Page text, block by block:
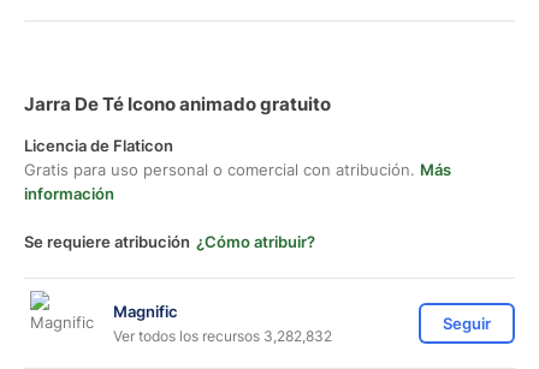
Jarra De Té Icono animado gratuito
Licencia de Flaticon
Gratis para uso personal o comercial con atribución. Más
información
Se requiere atribución ¿Cómo atribuir?
Magnific
Ver todos los recursos 3,282,832
Seguir